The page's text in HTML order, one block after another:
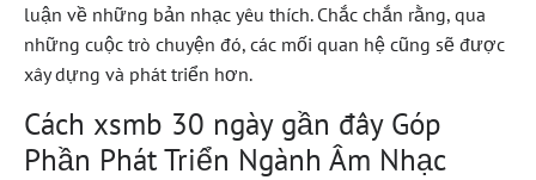
luận về những bản nhạc yêu thích. Chắc chắn rằng, qua
những cuộc trò chuyện đó, các mối quan hệ cũng sẽ được
xây dựng và phát triển hơn.
Cách xsmb 30 ngày gần đây Góp
Phần Phát Triển Ngành Âm Nhạc